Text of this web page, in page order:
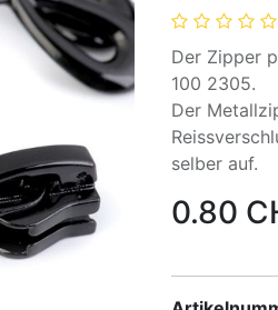
Der Zipper
100 2305.
Der
selber auf.
0.80